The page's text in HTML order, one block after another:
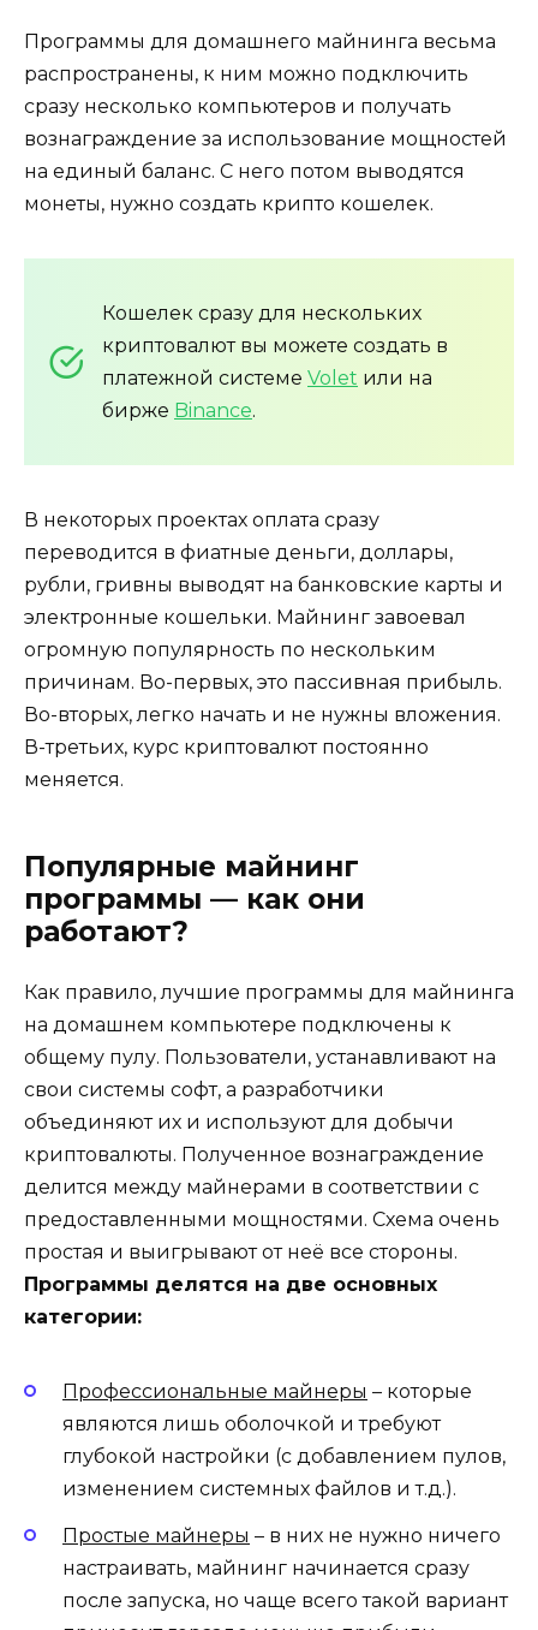
Программы для домашнего майнинга весьма
распространены, к ним можно подключить
сразу несколько компьютеров и получать
вознаграждение за использование мощностей
на единый баланс. С него потом выводятся
монеты, нужно создать крипто кошелек.
Кошелек сразу для нескольких
криптовалют вы можете создать в
платежной системе Volet или на
бирже Binance.
В некоторых проектах оплата сразу
переводится в фиатные деньги, доллары,
рубли, гривны выводят на банковские карты и
электронные кошельки. Майнинг завоевал
огромную популярность по нескольким
причинам. Во-первых, это пассивная прибыль.
Во-вторых, легко начать и не нужны вложения.
В-третьих, курс криптовалют постоянно
меняется.
Популярные майнинг
программы — как они
работают?
Как правило, лучшие программы для майнинга
на домашнем компьютере подключены к
общему пулу. Пользователи, устанавливают на
свои системы софт, а разработчики
объединяют их и используют для добычи
криптовалюты. Полученное вознаграждение
делится между майнерами в соответствии с
предоставленными мощностями. Схема очень
простая и выигрывают от неё все стороны.
Программы делятся на две основных
категории:
Профессиональные майнеры – которые
являются лишь оболочкой и требуют
глубокой настройки (с добавлением пулов,
изменением системных файлов и т.д.).
Простые майнеры – в них не нужно ничего
настраивать, майнинг начинается сразу
после запуска, но чаще всего такой вариант